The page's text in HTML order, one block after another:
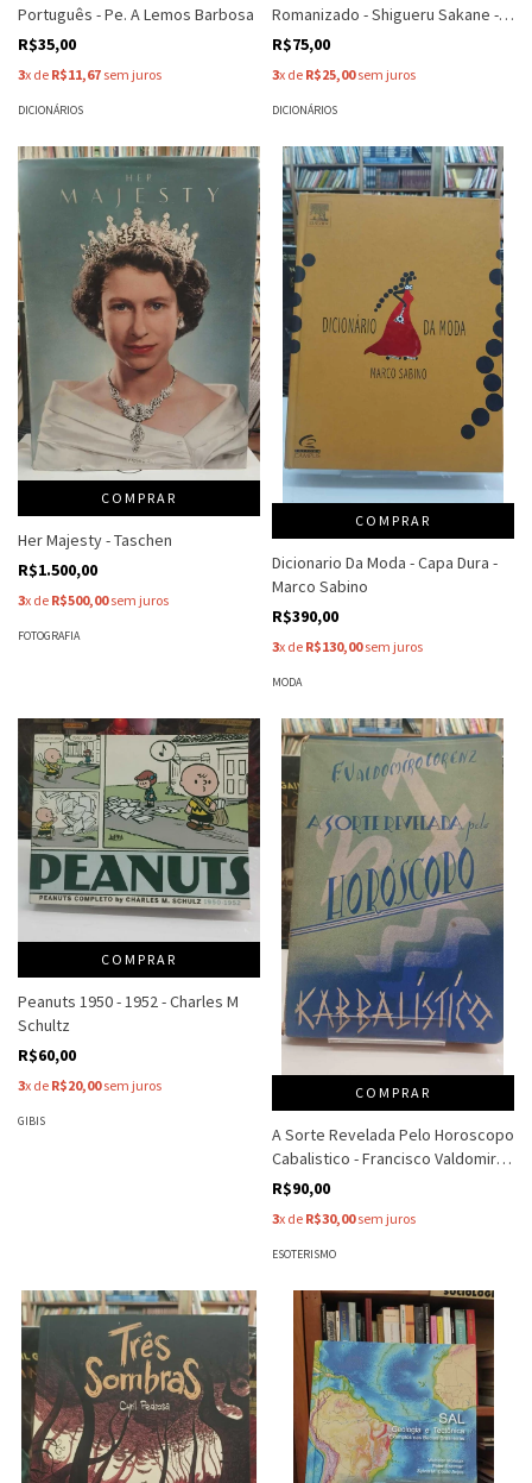
Português - Pe. A Lemos Barbosa
R$35,00
3x de R$11,67 sem juros
DICIONÁRIOS
Romanizado - Shigueru Sakane -
Noemia Hinata
R$75,00
3x de R$25,00sem juros
DICIONÁRIOS
COMPRAR
Her Majesty - Taschen
R$1.500,00
3x de R$500,00sem juros
FOTOGRAFIA
COMPRAR
Dicionario Da Moda - Capa Dura -
Marco Sabino
R$390,00
3x de R$130,00sem juros
MODA
COMPRAR
Peanuts 1950 - 1952 - Charles M
Schultz
R$60,00
3x de R$20,00sem juros
GIBIS
COMPRAR
A Sorte Revelada Pelo Horoscopo
Cabalistico - Francisco Valdomiro
Lorenz
R$90,00
3x de R$30,00sem juros
ESOTERISMO